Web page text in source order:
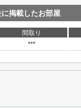
掲載したお部屋
間取り
***